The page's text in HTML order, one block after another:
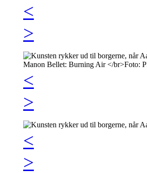
<
>
<
>
<
>